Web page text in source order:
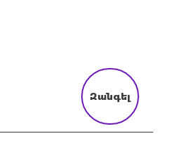
Զանգել